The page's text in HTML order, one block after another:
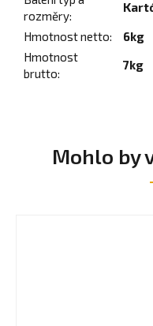
rozměry:
Hmotnost netto:
6kg
Hmotnost
brutto:
7kg
Mohlo by